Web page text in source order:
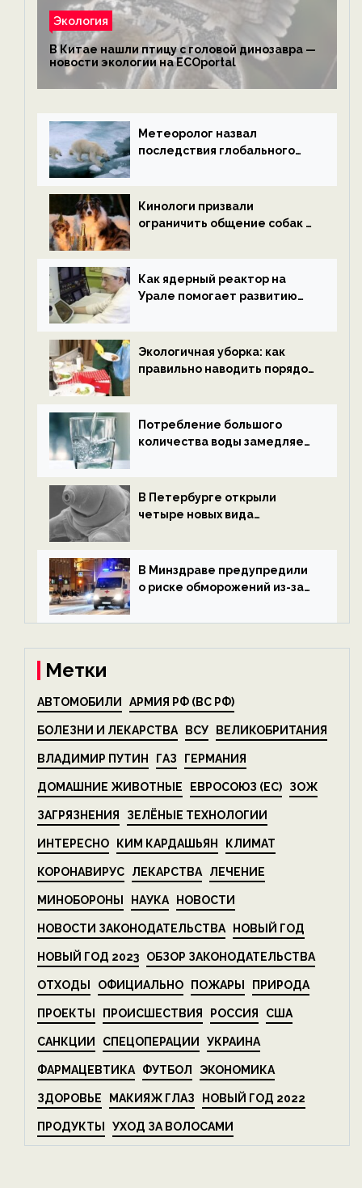
Экология
В Китае нашли птицу с головой динозавра —
новости экологии на ECOportal
Метеоролог назвал
последствия глобального
ECOportal
Кинологи призвали
ограничить общение собак с
ECOportal
Как ядерный реактор на
Урале помогает развитию
ECOportal
Экологичная уборка: как
правильно наводить порядок
Потребление большого
количества воды замедляет
В Петербурге открыли
четыре новых вида
экологии на ECOportal
В Минздраве предупредили
о риске обморожений из-за
на ECOportal
Метки
АВТОМОБИЛИ АРМИЯ РФ (ВС РФ)
БОЛЕЗНИ И ЛЕКАРСТВА ВСУ ВЕЛИКОБРИТАНИЯ
ВЛАДИМИР ПУТИН ГАЗ ГЕРМАНИЯ
ДОМАШНИЕ ЖИВОТНЫЕ ЕВРОСОЮЗ (ЕС) ЗОЖ
ЗАГРЯЗНЕНИЯ ЗЕЛЁНЫЕ ТЕХНОЛОГИИ
ИНТЕРЕСНО КИМ КАРДАШЬЯН КЛИМАТ
КОРОНАВИРУС ЛЕКАРСТВА ЛЕЧЕНИЕ
МИНОБОРОНЫ НАУКА НОВОСТИ
НОВОСТИ ЗАКОНОДАТЕЛЬСТВА НОВЫЙ ГОД
НОВЫЙ ГОД 2023 ОБЗОР ЗАКОНОДАТЕЛЬСТВА
ОТХОДЫ ОФИЦИАЛЬНО ПОЖАРЫ ПРИРОДА
ПРОЕКТЫ ПРОИСШЕСТВИЯ РОССИЯ США
САНКЦИИ СПЕЦОПЕРАЦИИ УКРАИНА
ФАРМАЦЕВТИКА ФУТБОЛ ЭКОНОМИКА
ЗДОРОВЬЕ МАКИЯЖ ГЛАЗ НОВЫЙ ГОД 2022
ПРОДУКТЫ УХОД ЗА ВОЛОСАМИ